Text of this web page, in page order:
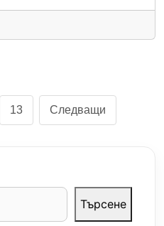
Разделяне
на
страници
13 Следващи
Търсене